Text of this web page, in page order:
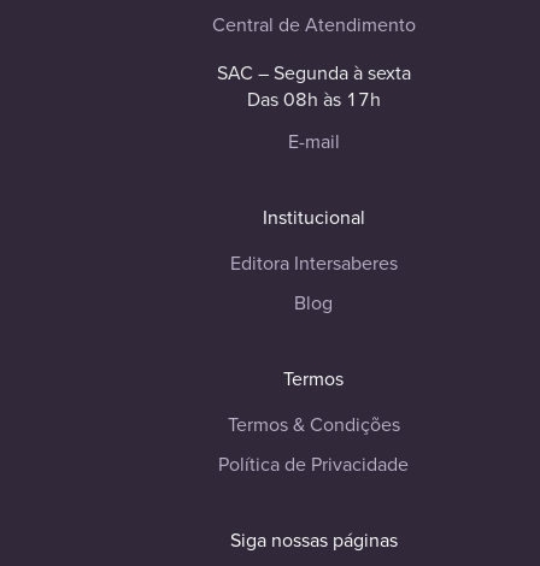
Central de Atendimento
SAC – Segunda à sexta
Das 08h às 17h
E-mail
Institucional
Editora Intersaberes
Blog
Termos
Termos & Condições
Política de Privacidade
Siga nossas páginas